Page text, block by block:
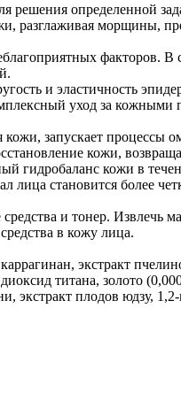
решения определенной
разглаживая морщины,
факторов.
и эластичность
уход за
запускает
кожи,
гидробаланс кожи в
лица становится более
и тонер. Извлечь
в кожу лица.
экстракт
титана, золото
экстракт плодов юдзу,